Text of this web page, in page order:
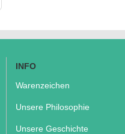
INFO
Warenzeichen
Unsere Philosophie
Unsere Geschichte